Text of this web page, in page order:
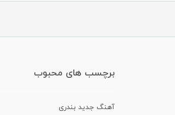
برچسب های محبوب
آهنگ جدید بندری